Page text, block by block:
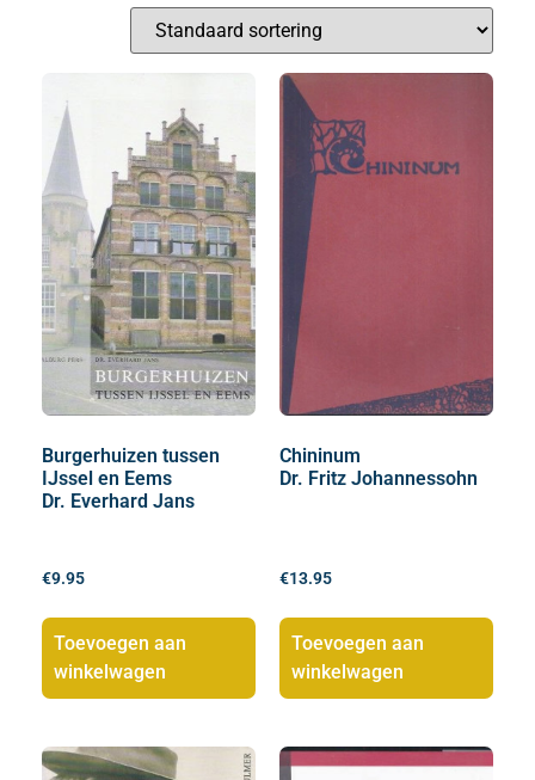
Burgerhuizen tussen
IJssel en Eems
Dr. Everhard Jans
€9.95
Toevoegen aan
winkelwagen
Chininum
Dr. Fritz Johannessohn
€13.95
Toevoegen aan
winkelwagen